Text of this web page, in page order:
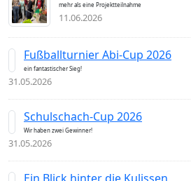
mehr als eine Projektteilnahme
11.06.2026
Fußballturnier Abi-Cup 2026
ein fantastischer Sieg!
31.05.2026
Schulschach-Cup 2026
Wir haben zwei Gewinner!
31.05.2026